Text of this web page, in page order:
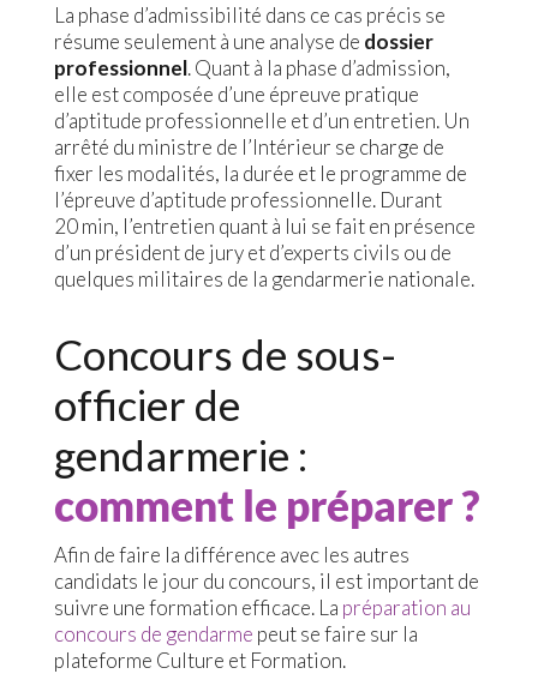
La phase d’admissibilité dans ce cas précis se
résume seulement à une analyse de dossier
professionnel. Quant à la phase d’admission,
elle est composée d’une épreuve pratique
d’aptitude professionnelle et d’un entretien. Un
arrêté du ministre de l’Intérieur se charge de
fixer les modalités, la durée et le programme de
l’épreuve d’aptitude professionnelle. Durant
20 min, l’entretien quant à lui se fait en présence
d’un président de jury et d’experts civils ou de
quelques militaires de la gendarmerie nationale.
Concours de sous-
officier de
gendarmerie :
comment le préparer ?
Afin de faire la différence avec les autres
candidats le jour du concours, il est important de
suivre une formation efficace. La préparation au
concours de gendarme peut se faire sur la
plateforme Culture et Formation.